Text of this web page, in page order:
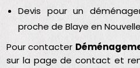
Devis pour un
proche de Blaye en
Pour contacter
sur la page de contact et